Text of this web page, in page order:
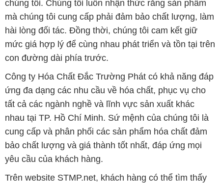
chúng tôi. Chúng tôi luôn nhận thức rằng sản phẩm
mà chúng tôi cung cấp phải đảm bảo chất lượng, làm
hài lòng đối tác. Đồng thời, chúng tôi cam kết giữ
mức giá hợp lý để cùng nhau phát triển và tồn tại trên
con đường dài phía trước.
Công ty Hóa Chất Đắc Trường Phát có khả năng đáp
ứng đa dạng các nhu cầu về hóa chất, phục vụ cho
tất cả các ngành nghề và lĩnh vực sản xuất khác
nhau tại TP. Hồ Chí Minh. Sứ mệnh của chúng tôi là
cung cấp và phân phối các sản phẩm hóa chất đảm
bảo chất lượng và giá thành tốt nhất, đáp ứng mọi
yêu cầu của khách hàng.
Trên website STMP.net, khách hàng có thể tìm thấy